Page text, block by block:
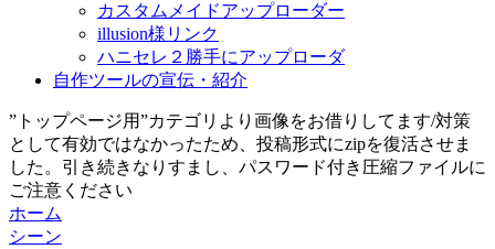
カスタムメイドアップローダー
illusion様リンク
ハニセレ２勝手にアップローダ
自作ツールの宣伝・紹介
”トップページ用”カテゴリより画像をお借りしてます/対策
として有効ではなかったため、投稿形式にzipを復活させま
した。引き続きなりすまし、パスワード付き圧縮ファイルに
ご注意ください
ホーム
シーン